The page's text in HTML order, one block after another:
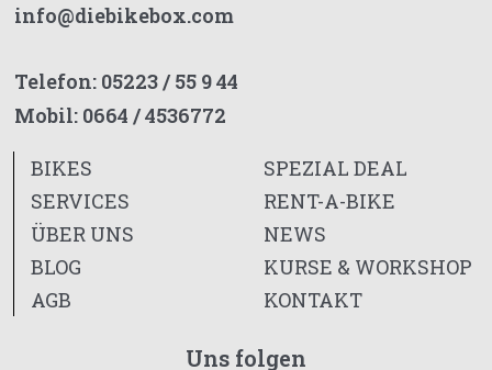
info@diebikebox.com
Telefon: 05223 / 55 9 44
Mobil: 0664 / 4536772
BIKES
SERVICES
ÜBER UNS
BLOG
AGB
SPEZIAL DEAL
RENT-A-BIKE
NEWS
KURSE & WORKSHOP
KONTAKT
Uns folgen